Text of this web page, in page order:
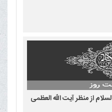
از منظر آیت الله العظمی